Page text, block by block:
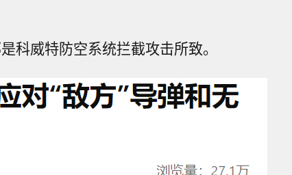
科威特防空系统拦截攻击所致。